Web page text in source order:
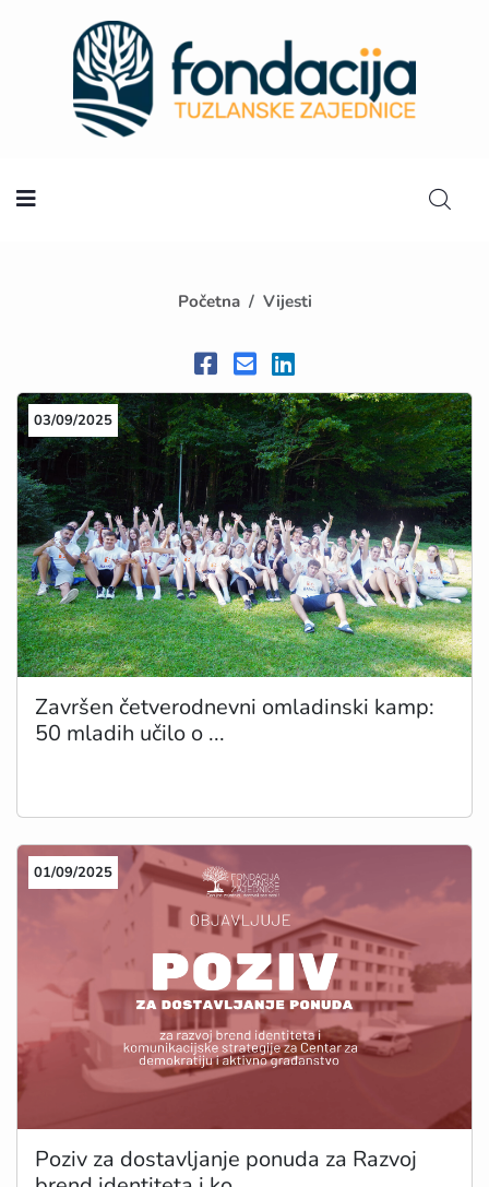
Početna
Početna Vijesti
03/09/2025
Završen četverodnevni omladinski kamp:
50 mladih učilo o ...
01/09/2025
Poziv za dostavljanje ponuda za Razvoj